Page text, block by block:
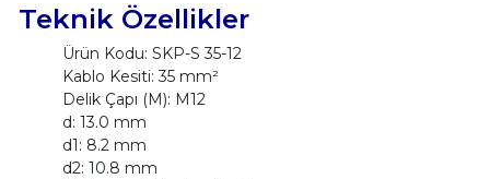
Teknik Özellikler
Ürün Kodu: SKP-S 35-12
Kablo Kesiti: 35 mm²
Delik Çapı (M): M12
d: 13.0 mm
d1: 8.2 mm
d2: 10.8 mm